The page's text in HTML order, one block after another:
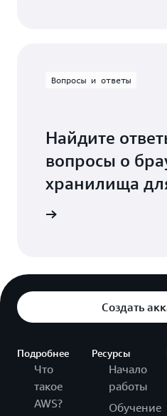
Вопросы и ответы
Найдите
вопросы о
хранилища
Создать
Подробнее
Что
такое
AWS?
Ресурсы
Начало
работы
Обучение